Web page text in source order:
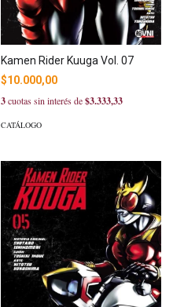
Kamen Rider Kuuga Vol. 07
$10.000,00
3cuotas sin interés de$3.333,33
CATÁLOGO